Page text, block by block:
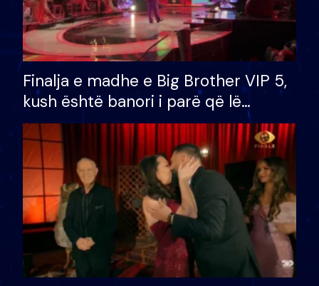
Finalja e madhe e Big Brother VIP 5,
kush është banori i parë që lë
shtëpinë dhe humb mundësinë për
të fituar çmimin e madh